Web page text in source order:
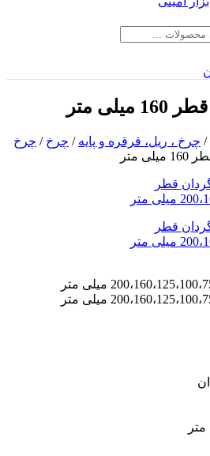
متر
/ چرخ ، ریل، قرقره و پایه / چرخ / چرخ
متر